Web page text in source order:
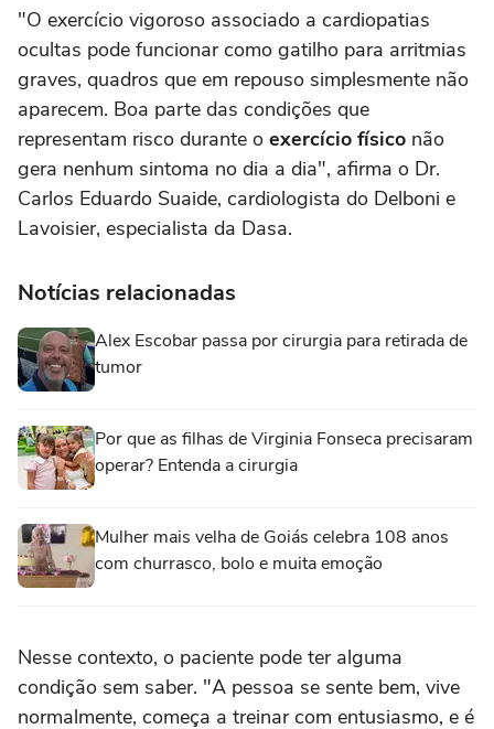
"O exercício vigoroso associado a cardiopatias
ocultas pode funcionar como gatilho para arritmias
graves, quadros que em repouso simplesmente não
aparecem. Boa parte das condições que
representam risco durante o exercício físico não
gera nenhum sintoma no dia a dia", afirma o Dr.
Carlos Eduardo Suaide, cardiologista do Delboni e
Lavoisier, especialista da Dasa.
Notícias relacionadas
Alex Escobar passa por cirurgia para retirada de
tumor
Por que as filhas de Virginia Fonseca precisaram
operar? Entenda a cirurgia
Mulher mais velha de Goiás celebra 108 anos
com churrasco, bolo e muita emoção
Nesse contexto, o paciente pode ter alguma
condição sem saber. "A pessoa se sente bem, vive
normalmente, começa a treinar com entusiasmo, e é